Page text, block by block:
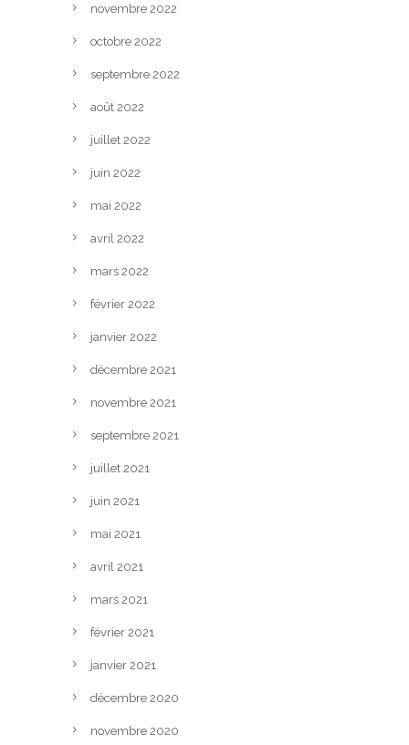
novembre 2022
octobre 2022
septembre 2022
août 2022
juillet 2022
juin 2022
mai 2022
avril 2022
mars 2022
février 2022
janvier 2022
décembre 2021
novembre 2021
septembre 2021
juillet 2021
juin 2021
mai 2021
avril 2021
mars 2021
février 2021
janvier 2021
décembre 2020
novembre 2020